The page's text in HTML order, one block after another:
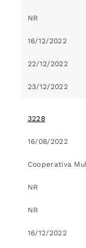
NR
16/12/2022
22/12/2022
23/12/2022
3228
16/08/2022
Cooperativa
NR
NR
16/12/2022